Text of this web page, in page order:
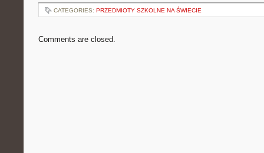
CATEGORIES: PRZEDMIOTY SZKOLNE NA ŚWIECIE
Comments are closed.